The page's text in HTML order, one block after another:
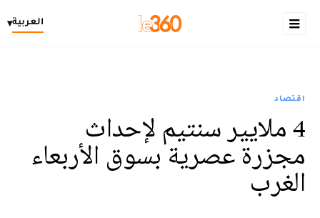
العربية▾
اقتصاد
4 ملايير سنتيم لإحداث
مجزرة عصرية بسوق الأربعاء
الغرب